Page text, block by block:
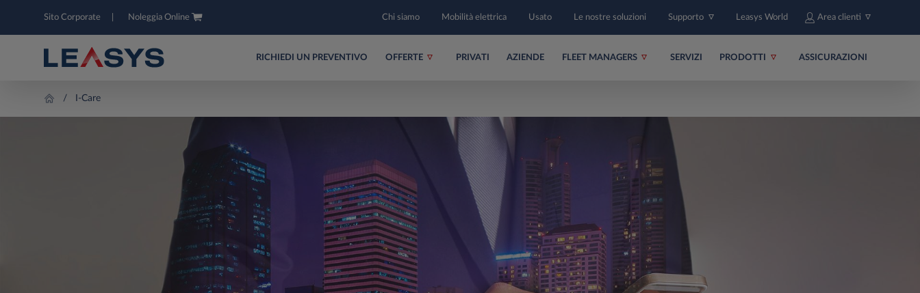
Sito Corporate Noleggia Online Chi siamo Mobilità elettrica Usato Le nostre soluzioni Supporto Leasys World Area clienti
RICHIEDI UN PREVENTIVO OFFERTE PRIVATI AZIENDE FLEET MANAGERS SERVIZI PRODOTTI ASSICURAZIONI
I-Care